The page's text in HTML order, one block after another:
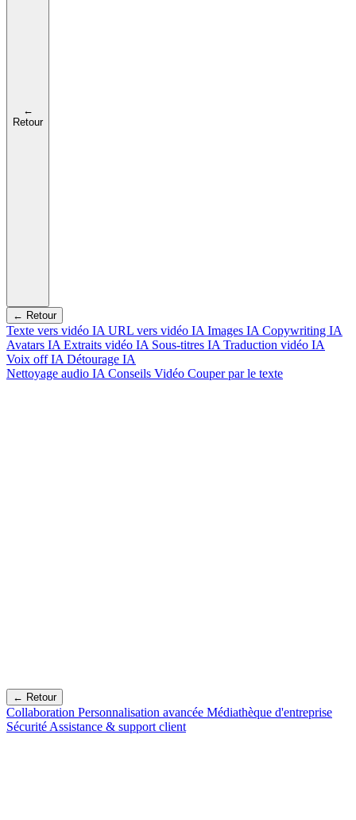
←
Retour
← Retour
Texte vers vidéo IA URL vers vidéo IA Images IA Copywriting IA
Avatars IA Extraits vidéo IA Sous-titres IA Traduction vidéo IA
Voix off IA Détourage IA
Nettoyage audio IA Conseils Vidéo Couper par le texte
← Retour
Collaboration Personnalisation avancée Médiathèque d'entreprise
Sécurité Assistance & support client